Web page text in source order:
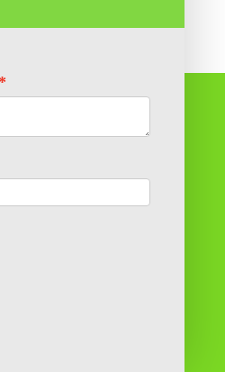
partenaire de confiance